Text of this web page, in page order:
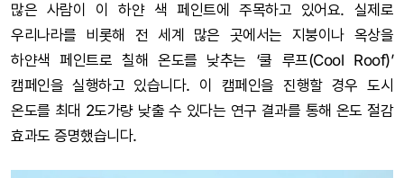
많은 사람이 이 하얀 색 페인트에 주목하고 있어요. 실제로
우리나라를 비롯해 전 세계 많은 곳에서는 지붕이나 옥상을
하얀색 페인트로 칠해 온도를 낮추는 ‘쿨 루프(Cool Roof)’
캠페인을 실행하고 있습니다. 이 캠페인을 진행할 경우 도시
온도를 최대 2도가량 낮출 수 있다는 연구 결과를 통해 온도 절감
효과도 증명했습니다.